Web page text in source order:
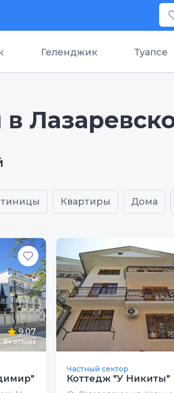
Геленджик Туапсе
Квартиры Дома
9.07
84 отзыва
Частный сектор
Коттедж "У Никиты"